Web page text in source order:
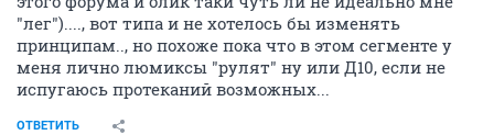
"лег")...., вот типа и не хотелось бы изменять
принципам.., но похоже пока что в этом сегменте у
меня лично люмиксы "рулят" ну или Д10, если не
испугаюсь протеканий возможных...
ОТВЕТИТЬ